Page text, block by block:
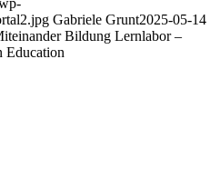
Gabriele Grunt2025-05-14
Bildung Lernlabor –
Education